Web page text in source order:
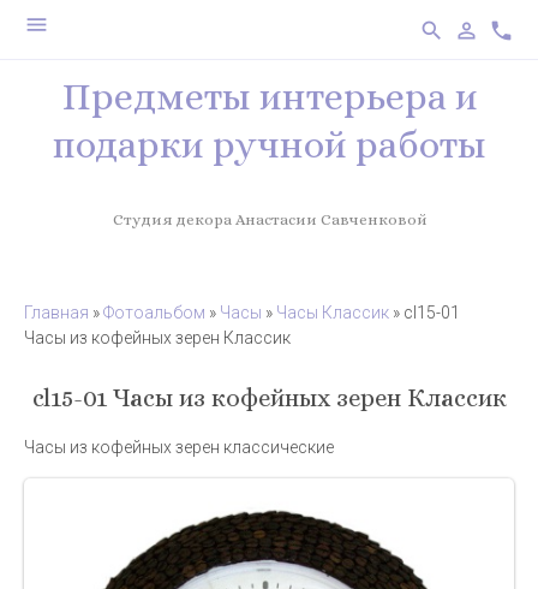
menu search person_outline phone
Предметы интерьера и
подарки ручной работы
Студия декора Анастасии Савченковой
Главная »Фотоальбом » Часы » Часы Классик » cl15-01
Часы из кофейных зерен Классик
cl15-01 Часы из кофейных зерен Классик
Часы из кофейных зерен классические